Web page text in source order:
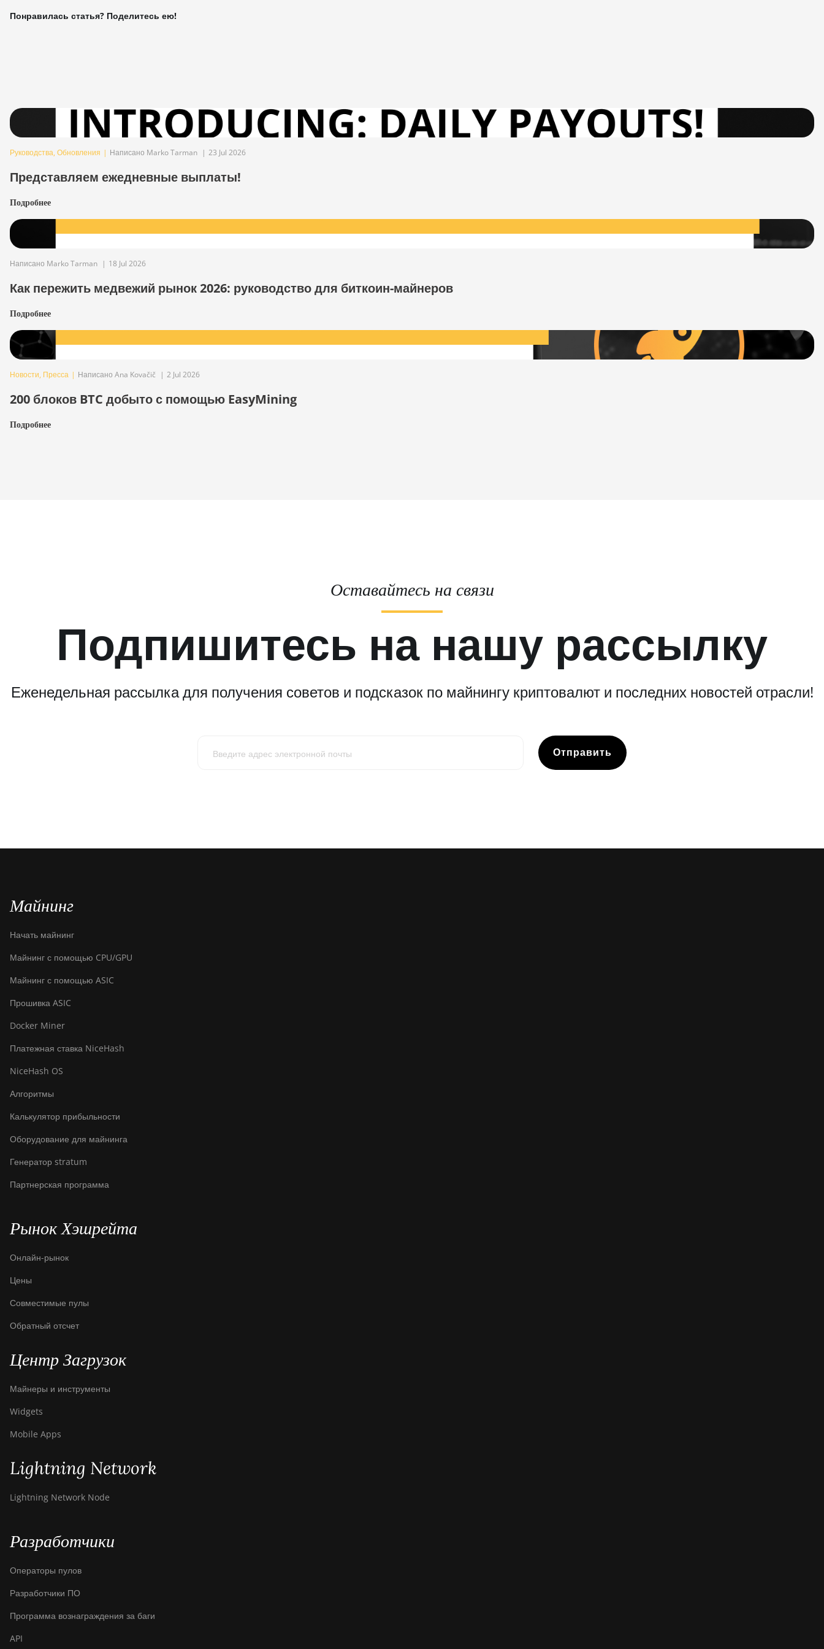
Понравилась статья? Поделитесь ею!
Руководства, Обновления | Написано Marko Tarman | 23 Jul 2026
Представляем ежедневные выплаты!
Подробнее
Написано Marko Tarman | 18 Jul 2026
Как пережить медвежий рынок 2026: руководство для биткоин-майнеров
Подробнее
Новости, Пресса | Написано Ana Kovačič | 2 Jul 2026
200 блоков BTC добыто с помощью EasyMining
Подробнее
Оставайтесь на связи
Подпишитесь на нашу рассылку
Еженедельная рассылка для получения советов и подсказок по майнингу криптовалют и последних новостей отрасли!
Отправить
Майнинг
Начать майнинг
Майнинг с помощью CPU/GPU
Майнинг с помощью ASIC
Прошивка ASIC
Docker Miner
Платежная ставка NiceHash
NiceHash OS
Алгоритмы
Калькулятор прибыльности
Оборудование для майнинга
Генератор stratum
Партнерская программа
Рынок Хэшрейта
Онлайн-рынок
Цены
Совместимые пулы
Обратный отсчет
Центр Загрузок
Майнеры и инструменты
Widgets
Mobile Apps
Lightning Network
Lightning Network Node
Разработчики
Операторы пулов
Разработчики ПО
Программа вознаграждения за баги
API